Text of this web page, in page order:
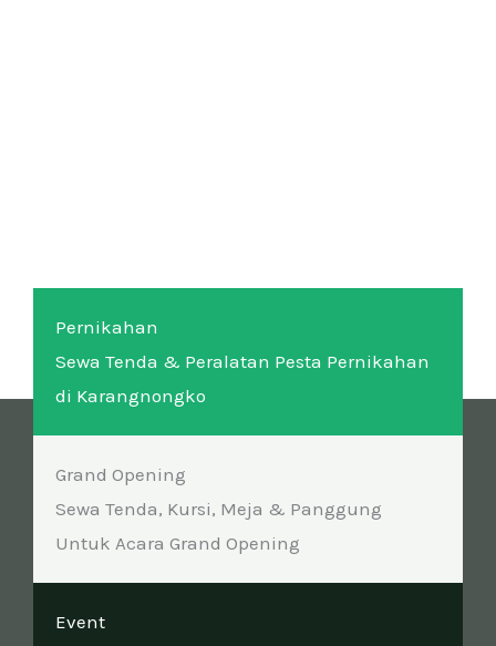
Pernikahan
Sewa Tenda & Peralatan Pesta Pernikahan
di Karangnongko
Grand Opening
Sewa Tenda, Kursi, Meja & Panggung
Untuk Acara Grand Opening
Event